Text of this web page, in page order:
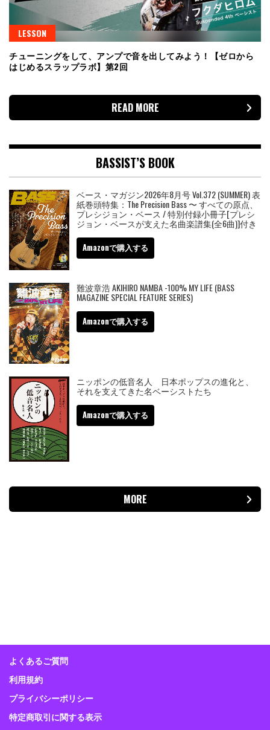
LESSON
チューニングをして、アンプで音を出してみよう！【ゼロから
はじめるスラップラボ】第2回
READ MORE
BASSIST’S BOOK
ベース・マガジン2026年8月号 Vol.372 (SUMMER) 表
紙巻頭特集：The Precision Bass 〜 すべての原点、
プレシジョン・ベース / 特別付録小冊子[プレシ
ジョン・ベースが支えた名曲楽譜集(全6曲)]付き
Amazonで購入する
難波章浩 AKIHIRO NAMBA -100% MY LIFE (BASS
MAGAZINE SPECIAL FEATURE SERIES)
Amazonで購入する
ニッポンの低音名人 日本ポップスの進化と、
それを支えてきた名ベーシストたち
Amazonで購入する
MORE
よくあるご質問
利用規約
プライバシーポリシー
特定商取引に関する表示